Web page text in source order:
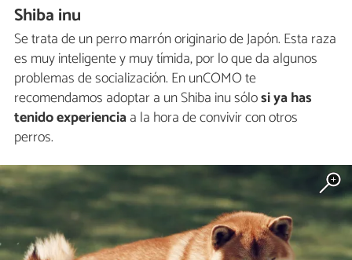
Shiba inu
Se trata de un perro marrón originario de Japón. Esta raza
es muy inteligente y muy tímida, por lo que da algunos
problemas de socialización. En unCOMO te
recomendamos adoptar a un Shiba inu sólosi ya has
tenido experienciaa la hora de convivir con otros
perros.